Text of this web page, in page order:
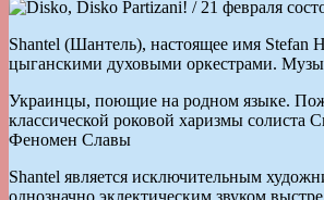
Shantel (Шантель), настоящее имя
цыганскими духовыми оркестрами.
Украинцы, поющие на родном языке.
классической роковой харизмы солиста
Феномен Славы
Shantel является исключительным
однозначно эклектическим звуком